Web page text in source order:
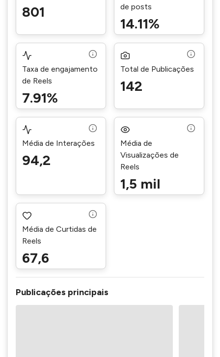
801
de posts
14.11%
Taxa de engajamento
de Reels
7.91%
Total de Publicações
142
Média de Interações
94,2
Média de
Visualizações de
Reels
1,5 mil
Média de Curtidas de
Reels
67,6
Publicações principais